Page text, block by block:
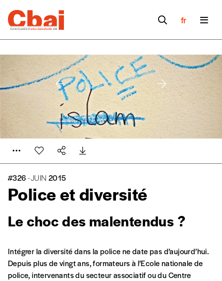
fr
#326- JUIN 2015
Police et diversité
Le choc des malentendus ?
Intégrer la diversité dans la police ne date pas d’aujourd’hui.
Depuis plus de vingt ans, formateurs à l’Ecole nationale de
police, intervenants du secteur associatif ou du Centre